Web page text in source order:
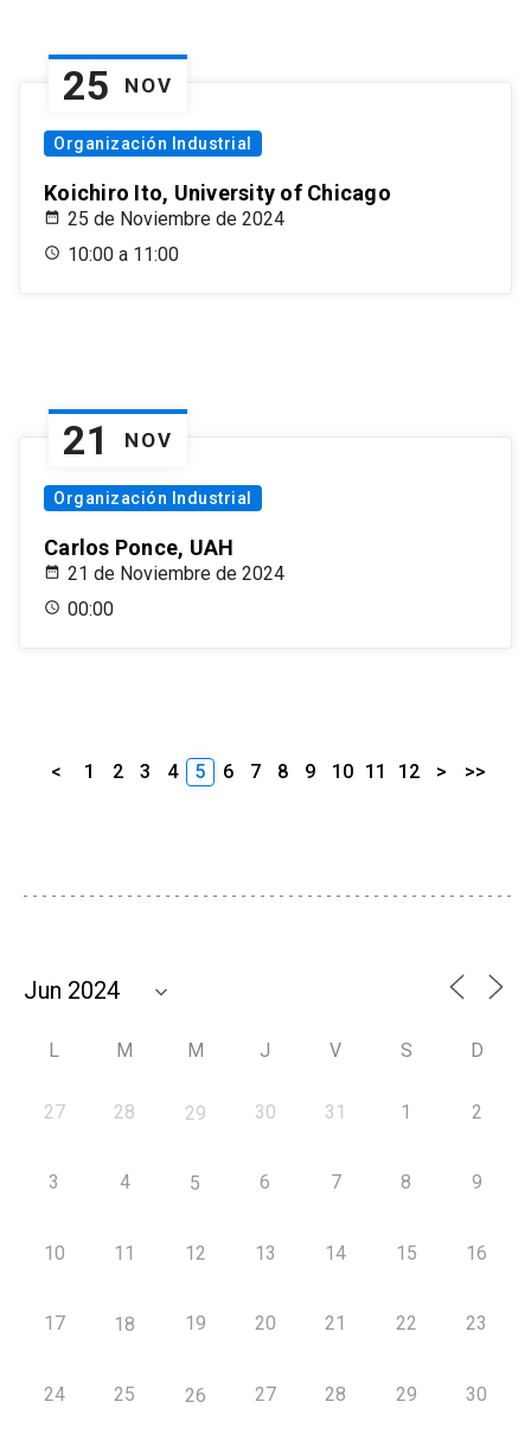
25 NOV
Organización Industrial
Koichiro Ito, University of Chicago
25 de Noviembre de 2024
10:00 a 11:00
21 NOV
Organización Industrial
Carlos Ponce, UAH
21 de Noviembre de 2024
00:00
< 1 2 3 4 5 6 7 8 9 10 11 12 > >>
L M M J V S D
27 28 29 30 31 1 2
3 4 5 6 7 8 9
10 11 12 13 14 15 16
17 18 19 20 21 22 23
24 25 26 27 28 29 30